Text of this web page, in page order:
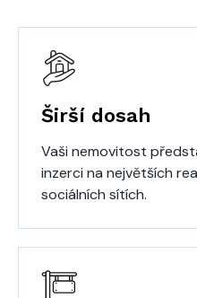
Širší dosah
Vaši nemovitost
inzerci na největších
sociálních sítích.